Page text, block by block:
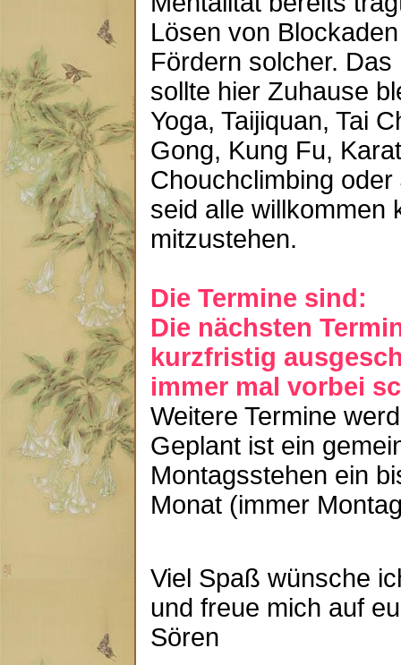
Lösen von
Fördern solcher.
sollte hier Zuhause
Yoga, Taijiquan, Tai
Gong, Kung Fu,
Chouchclimbing
seid alle willkommen
mitzustehen.
Die Termine sind:
Die nächsten
kurzfristig
immer mal vorbei
Weitere Termine
Geplant ist ein
Montagsstehen ein
Monat (immer
Viel Spaß wünsche
und freue mich auf
Sören